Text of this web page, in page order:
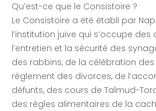
Qu’est-ce que le Consistoire ?
Le Consistoire a été établi par
l’institution juive qui s’occupe des
l’entretien et la sécurité des
des rabbins, de la célébration
règlement des divorces, de
défunts, des cours de Talmud-
des règles alimentaires de la